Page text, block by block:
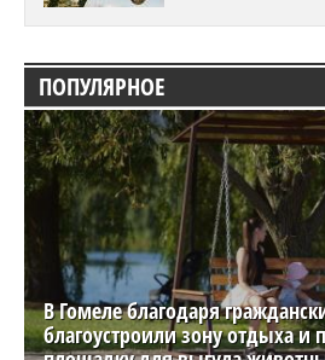
ПОПУЛЯРНОЕ
В Гомеле благодаря
благоустроили зону отдыха и